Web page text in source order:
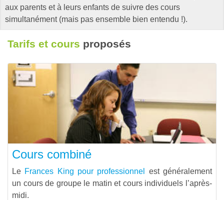
aux parents et à leurs enfants de suivre des cours
simultanément (mais pas ensemble bien entendu !).
Tarifs et cours proposés
Cours combiné
Le Frances King pour professionnel
est généralement
un cours de groupe le matin et cours individuels l’après-
midi.